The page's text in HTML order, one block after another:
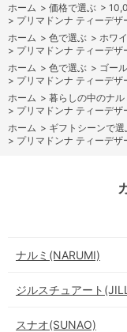
ホーム > 価格で選ぶ >
> プリマドンナ ティーデ
ホーム > 色で選ぶ > ホワ
> プリマドンナ ティーデ
ホーム > 色で選ぶ > ゴー
> プリマドンナ ティーデ
ホーム > 暮らしの中のナル
> プリマドンナ ティーデ
ホーム > ギフトシーンで選
> プリマドンナ ティーデ
ナルミ(NARUMI)
ジルスチュアート
スナオ(SUNAO)